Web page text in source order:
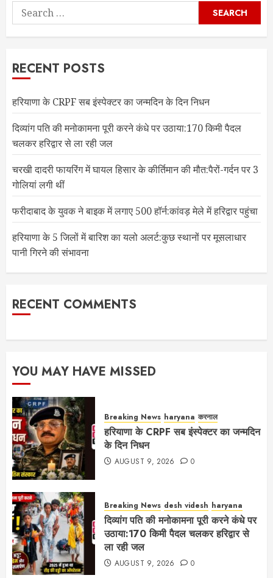
Search
for:
RECENT POSTS
हरियाणा के CRPF सब इंस्पेक्टर का जन्मदिन के दिन निधन
दिव्यांग पति की मनोकामना पूरी करने कंधे पर उठाया:170 किमी पैदल
चलकर हरिद्वार से ला रही जल
चरखी दादरी फायरिंग में घायल हिसार के कीर्तिमान की मौत:पैरों-गर्दन पर 3
गोलियां लगी थीं
फरीदाबाद के युवक ने बाइक में लगाए 500 हॉर्न:कांवड़ मेले में हरिद्वार पहुंचा
हरियाणा के 5 जिलों में बारिश का यलो अलर्ट:कुछ स्थानों पर मूसलाधार
पानी गिरने की संभावना
RECENT COMMENTS
YOU MAY HAVE MISSED
Breaking News haryana करनाल
हरियाणा के CRPF सब इंस्पेक्टर का जन्मदिन
के दिन निधन
AUGUST 9, 2026 0
Breaking News desh videsh haryana
दिव्यांग पति की मनोकामना पूरी करने कंधे पर
उठाया:170 किमी पैदल चलकर हरिद्वार से
ला रही जल
AUGUST 9, 2026 0